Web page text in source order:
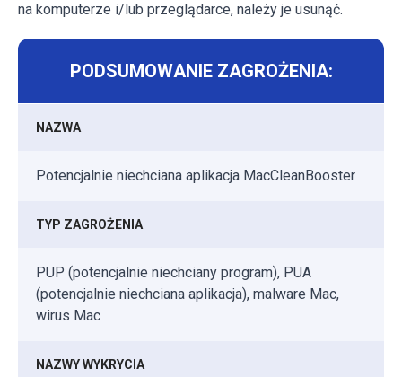
na komputerze i/lub przeglądarce, należy je usunąć.
PODSUMOWANIE ZAGROŻENIA:
NAZWA
Potencjalnie niechciana aplikacja MacCleanBooster
TYP ZAGROŻENIA
PUP (potencjalnie niechciany program), PUA
(potencjalnie niechciana aplikacja), malware Mac,
wirus Mac
NAZWY WYKRYCIA